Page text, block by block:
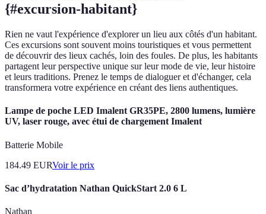
{#excursion-habitant}
Rien ne vaut l'expérience d'explorer un lieu aux côtés d'un habitant.
Ces excursions sont souvent moins touristiques et vous permettent
de découvrir des lieux cachés, loin des foules. De plus, les habitants
partagent leur perspective unique sur leur mode de vie, leur histoire
et leurs traditions. Prenez le temps de dialoguer et d'échanger, cela
transformera votre expérience en créant des liens authentiques.
Lampe de poche LED Imalent GR35PE, 2800 lumens, lumière
UV, laser rouge, avec étui de chargement Imalent
Batterie Mobile
184.49 EURVoir le prix
Sac d’hydratation Nathan QuickStart 2.0 6 L
Nathan